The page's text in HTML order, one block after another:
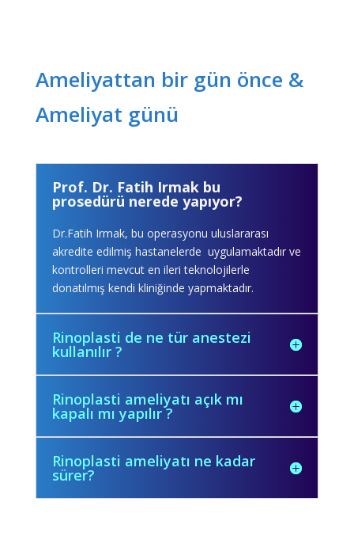
Ameliyattan bir gün önce &
Ameliyat günü
Prof. Dr. Fatih Irmak bu
prosedürü nerede yapıyor?
Dr.Fatih Irmak, bu operasyonu uluslararası
akredite edilmiş hastanelerde uygulamaktadır ve
kontrolleri mevcut en ileri teknolojilerle
donatılmış kendi kliniğinde yapmaktadır.
Rinoplasti de ne tür anestezi
kullanılır ?
Rinoplasti ameliyatı açık mı
kapalı mı yapılır ?
Rinoplasti ameliyatı ne kadar
sürer?